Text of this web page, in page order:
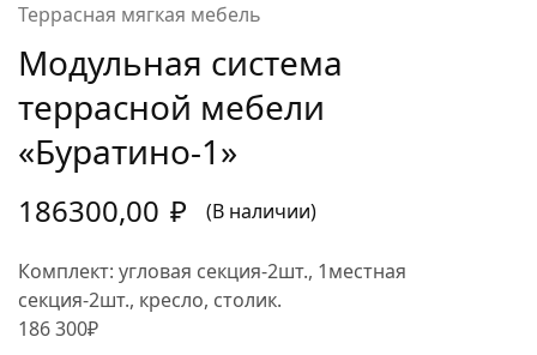
Террасная мягкая мебель
Модульная система
террасной мебели
«Буратино-1»
186300,00 ₽ (В наличии)
Комплект: угловая секция-2шт., 1местная
секция-2шт., кресло, столик.
186 300₽